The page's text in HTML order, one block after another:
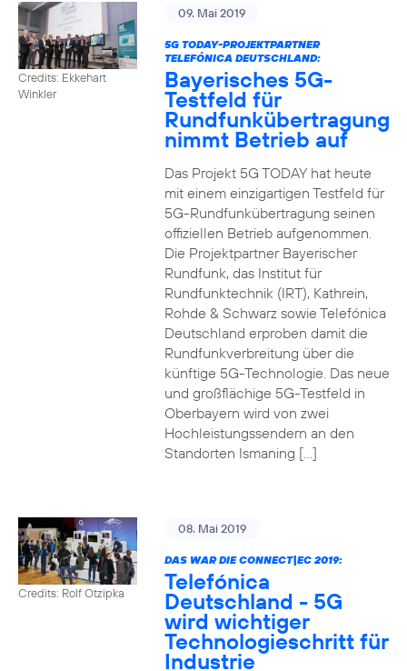
Credits: Ekkehart
Winkler
09. Mai 2019
5G TODAY-PROJEKTPARTNER
TELEFÓNICA DEUTSCHLAND:
Bayerisches 5G-
Testfeld für
Rundfunkübertragung
nimmt Betrieb auf
Das Projekt 5G TODAY hat heute
mit einem einzigartigen Testfeld für
5G-Rundfunkübertragung seinen
offiziellen Betrieb aufgenommen.
Die Projektpartner Bayerischer
Rundfunk, das Institut für
Rundfunktechnik (IRT), Kathrein,
Rohde & Schwarz sowie Telefónica
Deutschland erproben damit die
Rundfunkverbreitung über die
künftige 5G-Technologie. Das neue
und großflächige 5G-Testfeld in
Oberbayern wird von zwei
Hochleistungssendern an den
Standorten Ismaning […]
Credits: Rolf Otzipka
08. Mai 2019
DAS WAR DIE CONNECT|EC 2019:
Telefónica
Deutschland - 5G
wird wichtiger
Technologieschritt für
Industrie